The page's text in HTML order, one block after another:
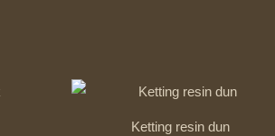
Ketting resin dun